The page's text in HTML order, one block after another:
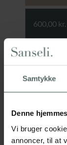
Samtykke
Denne
Vi bruger
annoncer, til at
600,00 kr.
1.200,00
Dine